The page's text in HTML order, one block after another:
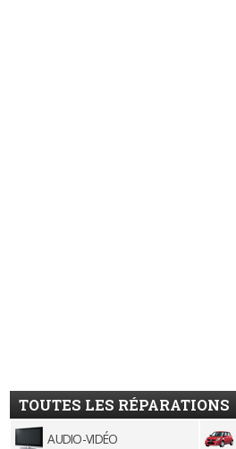
TOUTES LES RÉPARATIONS
AUDIO-VIDÉO